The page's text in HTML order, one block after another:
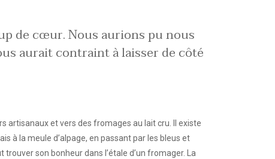
de cœur. Nous aurions pu nous
aurait contraint à laisser de côté
artisanaux et vers des fromages au lait cru. Il existe
à la meule d’alpage, en passant par les bleus et
son bonheur dans l’étale d’un fromager. La